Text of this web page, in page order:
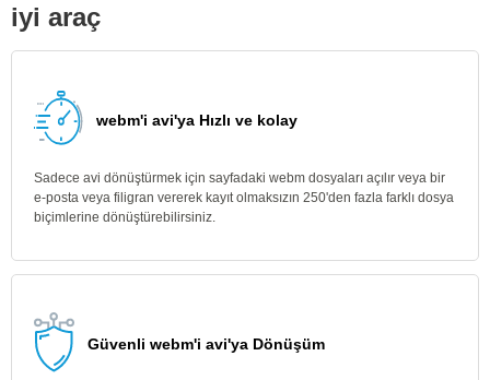
iyi araç
webm'i avi'ya Hızlı ve kolay
Sadece avi dönüştürmek için sayfadaki webm dosyaları açılır veya bir
e-posta veya filigran vererek kayıt olmaksızın 250'den fazla farklı dosya
biçimlerine dönüştürebilirsiniz.
Güvenli webm'i avi'ya Dönüşüm